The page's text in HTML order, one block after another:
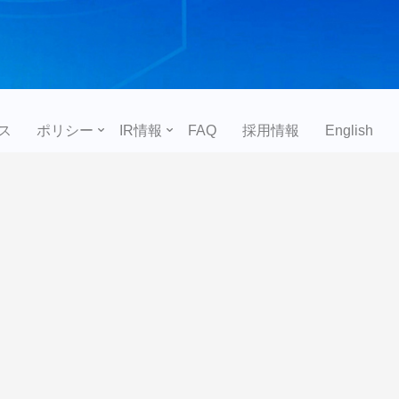
ポリシー IR情報 FAQ 採用情報 English